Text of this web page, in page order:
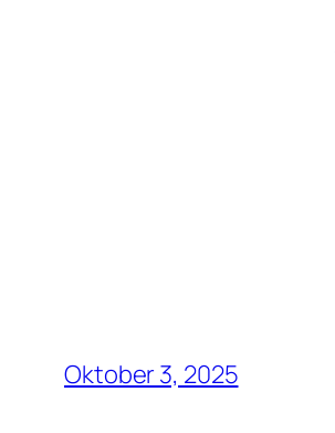
Oktober 3, 2025